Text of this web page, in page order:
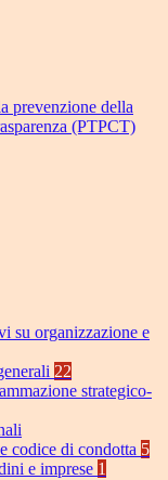
prevenzione della
(PTPCT)
su organizzazione e
22
strategico-
codice di condotta 5
e imprese 1